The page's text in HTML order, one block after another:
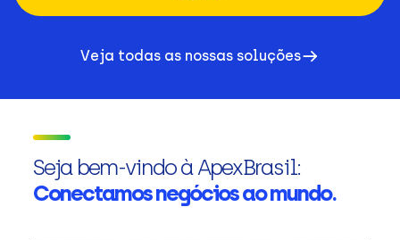
Veja todas as nossas soluções
Seja bem-vindo à ApexBrasil:
Conectamos negócios ao mundo.